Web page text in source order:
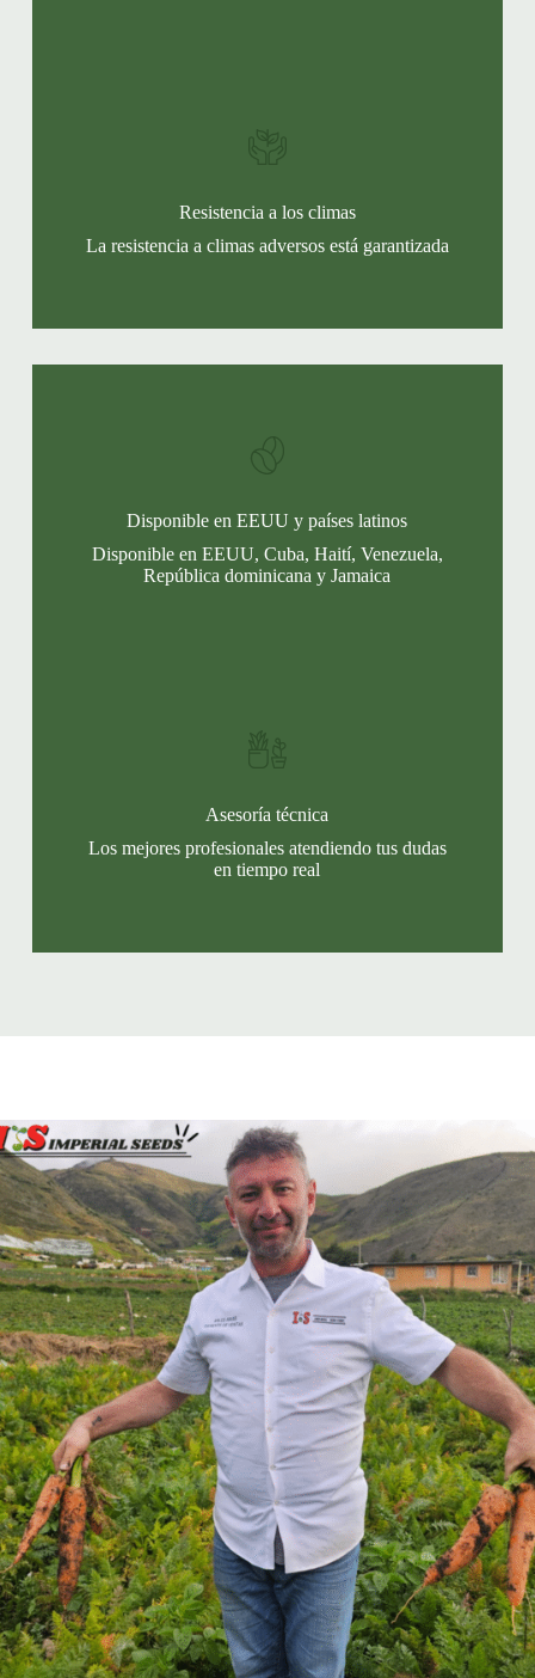
Resistencia a los climas
La resistencia a climas adversos está garantizada
Disponible en EEUU y países latinos
Disponible en EEUU, Cuba, Haití, Venezuela,
República dominicana y Jamaica
Asesoría técnica
Los mejores profesionales atendiendo tus dudas
en tiempo real